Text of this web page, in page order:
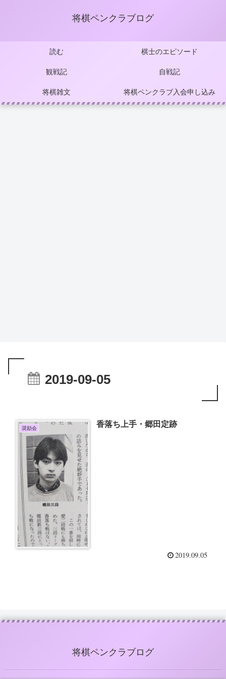
将棋ペンクラブログ
読む 棋士のエピソード
観戦記 自戦記
将棋雑文 将棋ペンクラブ入会申し込み
2019-09-05
奨励会 香落ち上手・郷田定跡
2019.09.05
将棋ペンクラブログ